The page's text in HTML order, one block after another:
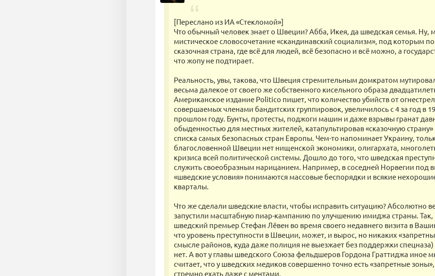
[Переслано из ИА «Стекломой»]
Что обычный человек знает о Швеции? Абба, Икея, да шведская семья. Ну,
мистическое словосочетание «скандинавский социализм», под которым
сказочная страна, где всё для людей, всё безопасно и всё можно, а
что жопу не подтирает.
Реальность, увы, такова, что Швеция стремительным домкратом
весьма далекое от своего же собственного кисельного образа
Американское издание Politico пишет, что количество убийств от
совершаемых членами бандитских группировок, увеличилось с 4 за год в
прошлом году. Бунты, протесты, поджоги машин и даже взрывы гранат
обыденностью для местных жителей, катапультировав «сказочную страну»
списка самых безопасных стран Европы. Чем-то напоминает Украину,
благословенной Швеции нет нищенской экономики, олигархата,
кризиса всей политической системы. Дошло до того, что шведская
служить своеобразным нарицанием. Например, в соседней Норвегии под
«шведские условия» понимаются массовые беспорядки и всякие
кварталы.
Что же сделали шведские власти, чтобы исправить ситуацию? Абсолютно
запустили масштабную пиар-кампанию по улучшению имиджа страны.
шведский премьер Стефан Лёвен во время своего недавнего визита в
что уровень преступности в Швеции, может, и вырос, но никаких
смысле районов, куда даже полиция не выезжает без поддержки спецназа)
нет. А вот у главы шведского Союза фельдшеров Гордона Граттиджа иное
считает, что у шведских медиков совершенно точно есть «запретные
стремно ехать даже с ментами.